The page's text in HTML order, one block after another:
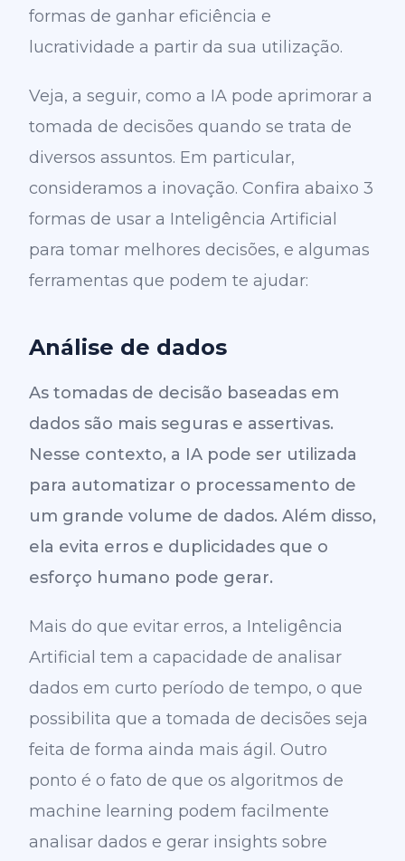
formas de ganhar eficiência e
lucratividade a partir da sua utilização.
Veja, a seguir, como a IA pode aprimorar a
tomada de decisões quando se trata de
diversos assuntos. Em particular,
consideramos a inovação. Confira abaixo 3
formas de usar a Inteligência Artificial
para tomar melhores decisões, e algumas
ferramentas que podem te ajudar:
Análise de dados
As tomadas de decisão baseadas em
dados são mais seguras e assertivas.
Nesse contexto, a IA pode ser utilizada
para automatizar o processamento de
um grande volume de dados. Além disso,
ela evita erros e duplicidades que o
esforço humano pode gerar.
Mais do que evitar erros, a Inteligência
Artificial tem a capacidade de analisar
dados em curto período de tempo, o que
possibilita que a tomada de decisões seja
feita de forma ainda mais ágil. Outro
ponto é o fato de que os algoritmos de
machine learning podem facilmente
analisar dados e gerar insights sobre